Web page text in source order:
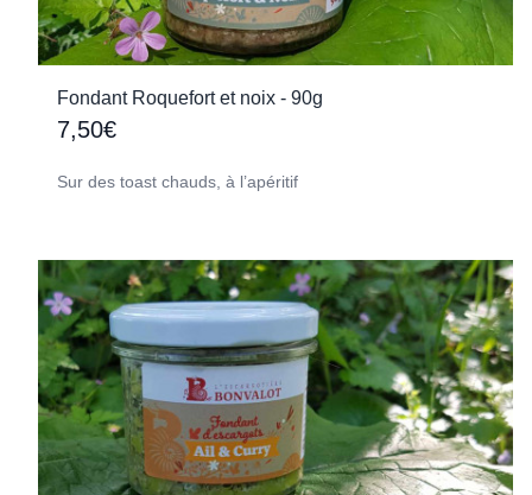
Fondant Roquefort et noix - 90g
7,50€
Sur des toast chauds, à l’apéritif